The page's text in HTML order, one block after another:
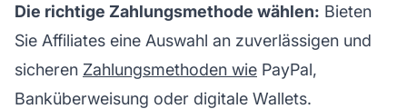
Die richtige Zahlungsmethode wählen: Bieten
Sie Affiliates eine Auswahl an zuverlässigen und
sicheren Zahlungsmethoden wie PayPal,
Banküberweisung oder digitale Wallets.